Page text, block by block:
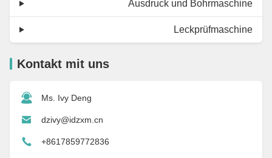
Ausdruck und Bohrmaschine
Leckprüfmaschine
Kontakt mit uns
Ms. Ivy Deng
dzivy@idzxm.cn
+8617859772836